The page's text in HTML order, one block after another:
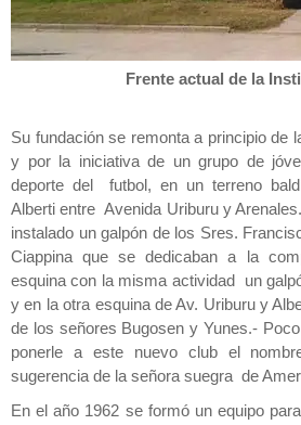
Frente actual de la
Su fundación se remonta a principio de
y por la iniciativa de un grupo de
deporte del futbol, en un terreno
Alberti entre Avenida Uriburu y
instalado un galpón de los Sres.
Ciappina que se dedicaban a la
esquina con la misma actividad un
y en la otra esquina de Av. Uriburu y
de los señores Bugosen y Yunes.-
ponerle a este nuevo club el
sugerencia de la señora suegra de
En el año 1962 se formó un equipo